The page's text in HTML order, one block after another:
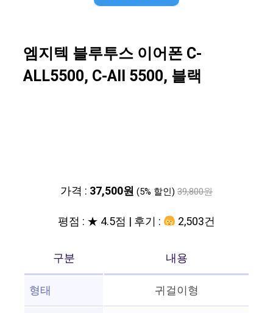
엠지텍 블루투스 이어폰 C-
ALL5500, C-All 5500, 블랙
가격 : 37,500원 (5% 할인) 39,800원
평점 : ★ 4.5점 | 후기 : 2,503건
구분
내용
형태
귀걸이형